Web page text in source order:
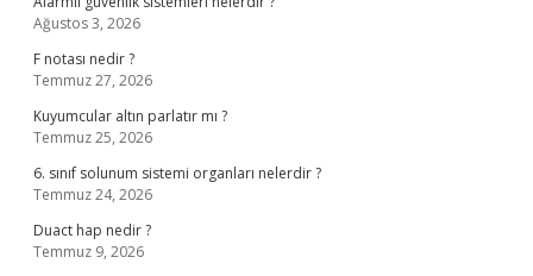
Ağustos 3, 2026
F notası nedir ?
Temmuz 27, 2026
Kuyumcular altın parlatır mı ?
Temmuz 25, 2026
6. sınıf solunum sistemi organları nelerdir ?
Temmuz 24, 2026
Duact hap nedir ?
Temmuz 9, 2026